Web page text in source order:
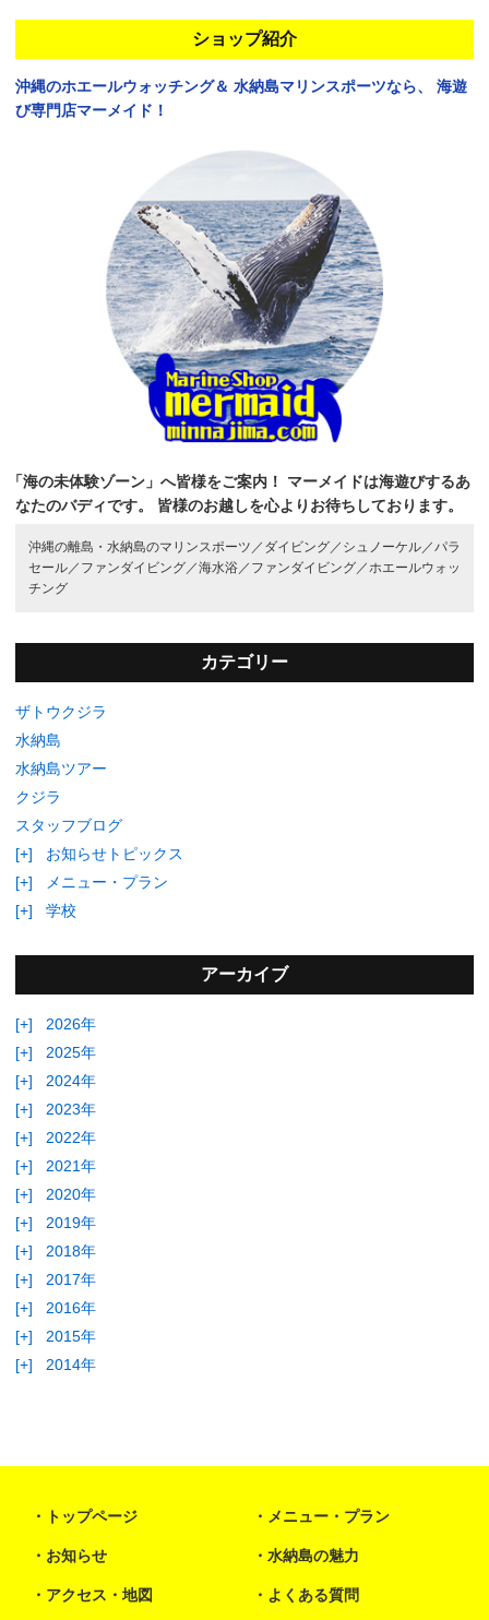
ショップ紹介
沖縄のホエールウォッチング＆ 水納島マリンスポーツなら、
海遊
び専門店マーメイド！
「海の未体験ゾーン」へ皆様をご案内！
マーメイドは海遊びするあ
なたのバディです。
皆様のお越しを心よりお待ちしております。
沖縄の離島・水納島のマリンスポーツ／ ダイビング／ シュノーケル／ パラ
セール／ ファンダイビング／海水浴／ ファンダイビング／ ホエールウォッ
チング
カテゴリー
ザトウクジラ
水納島
水納島ツアー
クジラ
スタッフブログ
[+]
お知らせトピックス
[+]
メニュー・プラン
[+]
学校
アーカイブ
[+]
2026年
[+]
2025年
[+]
2024年
[+]
2023年
[+]
2022年
[+]
2021年
[+]
2020年
[+]
2019年
[+]
2018年
[+]
2017年
[+]
2016年
[+]
2015年
[+]
2014年
トップページ メニュー・プラン
お知らせ 水納島の魅力
アクセス・地図 よくある質問